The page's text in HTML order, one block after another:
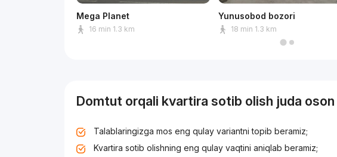
Mega Planet
16 min 1.3 km
Yunusobod bozori
18 min 1.3 km
Domtut orqali kvartira sotib olish juda oson
Talablaringizga mos eng qulay variantni topib beramiz;
Kvartira sotib olishning eng qulay vaqtini aniqlab beramiz;